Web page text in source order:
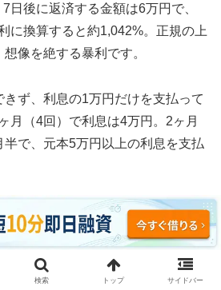
日後に返済する金額は6万円で、
に換算すると約1,042%。正規の上
像を絶する暴利です。
ず、利息の1万円だけを支払って
月（4回）で利息は4万円。2ヶ月
で、元本5万円以上の利息を支払
の支払い総額は約12万円。元本5
られ、それでも借金は減っていま
の実態です。
検索 トップ サイドバー